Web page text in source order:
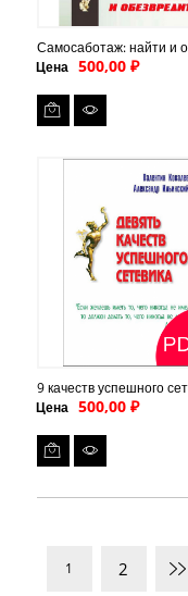
Цена 500,00 ₽
Цена 500,00 ₽
1 2